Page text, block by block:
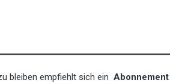
bleiben empfiehlt sich ein Abonnement